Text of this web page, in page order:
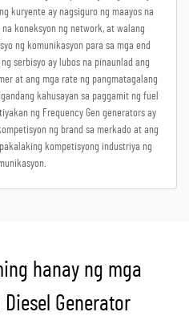
kuryente ay nagsiguro ng maayos na
koneksyon ng network, at walang
ng komunikasyon para sa mga end
serbisyo ay lubos na pinaunlad ang
at ang mga rate ng pangmatagalang
kahusayan sa paggamit ng fuel
ng Frequency Gen generators ay
ng brand sa merkado at ang
kompetisyong industriya ng
hanay ng mga
Diesel Generator